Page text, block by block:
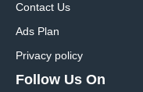
Contact Us
Ads Plan
Privacy policy
Follow Us On